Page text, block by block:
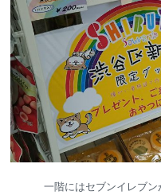
一階にはセブンイレブ